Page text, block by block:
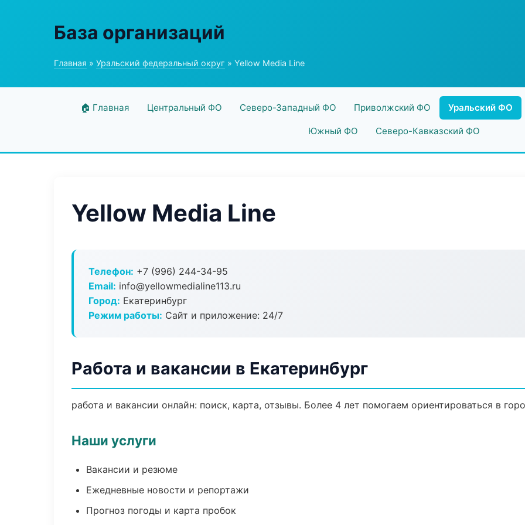
База организаций
Главная » Уральский федеральный округ » Yellow Media Line
🏠 Главная Центральный ФО Северо-Западный ФО Приволжский ФО Уральский ФО
Южный ФО Северо-Кавказский ФО
Yellow Media Line
Телефон: +7 (996) 244-34-95
Email: info@yellowmedialine113.ru
Город: Екатеринбург
Режим работы: Сайт и приложение: 24/7
Работа и вакансии в Екатеринбург
работа и вакансии онлайн: поиск, карта, отзывы. Более 4 лет помогаем ориентироваться в
Наши услуги
Вакансии и резюме
Ежедневные новости и репортажи
Прогноз погоды и карта пробок